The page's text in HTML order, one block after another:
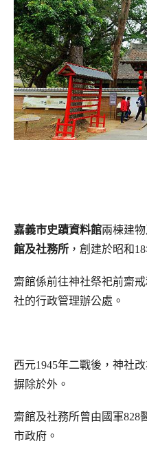
嘉義市史蹟資料館兩棟建
館及社務所 ，創建於昭和
齋館係前往神社祭祀前齋
社的行政管理辦公處。
西元1945年二戰後，神社
摒除於外。
齋館及社務所曾由國軍828
市政府。